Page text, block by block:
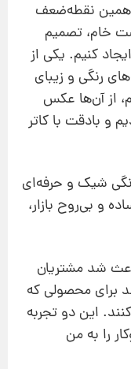
همین نقطه‌ضعف
خام، تصمیم
کنیم. یکی از
رنگی و زیبای
از آن‌ها عکس
و بادقت با کاتر
شیک و حرفه‌ای
و بی‌روح بازار،
شد مشتریان
برای محصولی که
این دو تجربه
را به من